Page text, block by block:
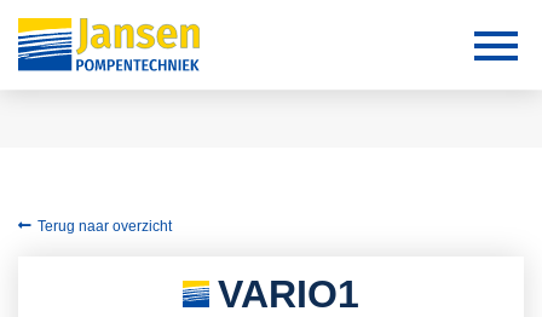
Terug naar overzicht
VARIO1